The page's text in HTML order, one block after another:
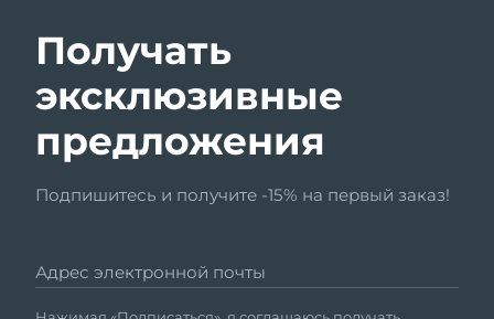
Получать
эксклюзивные
предложения
Подпишитесь и получите -15% на первый заказ!
Адрес электронной почты